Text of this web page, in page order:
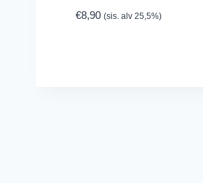
€8,90 (sis. alv 25,5%)